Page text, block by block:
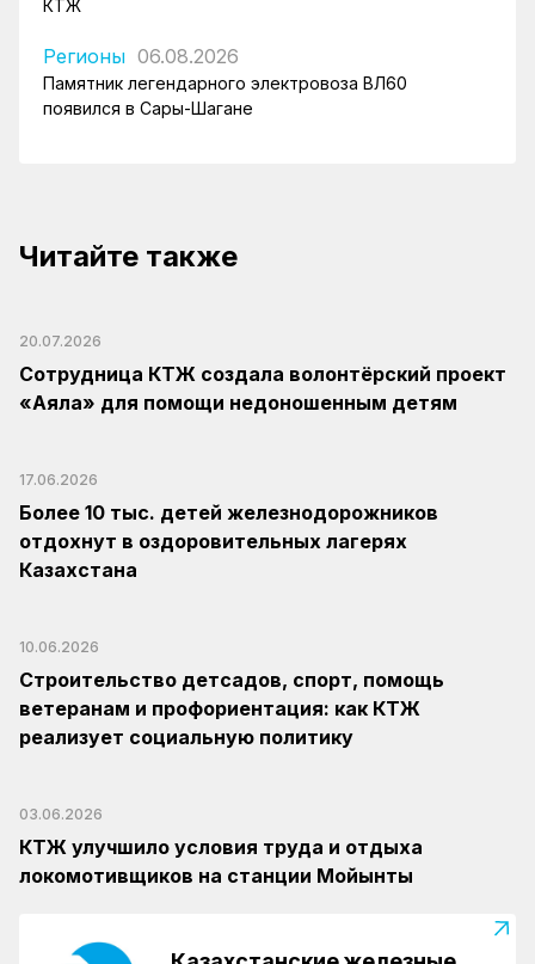
КТЖ
Регионы 06.08.2026
Памятник легендарного электровоза ВЛ60
появился в Сары-Шагане
Читайте также
20.07.2026
Сотрудница КТЖ создала волонтёрский проект
«Аяла» для помощи недоношенным детям
17.06.2026
Более 10 тыс. детей железнодорожников
отдохнут в оздоровительных лагерях
Казахстана
10.06.2026
Строительство детсадов, спорт, помощь
ветеранам и профориентация: как КТЖ
реализует социальную политику
03.06.2026
КТЖ улучшило условия труда и отдыха
локомотивщиков на станции Мойынты